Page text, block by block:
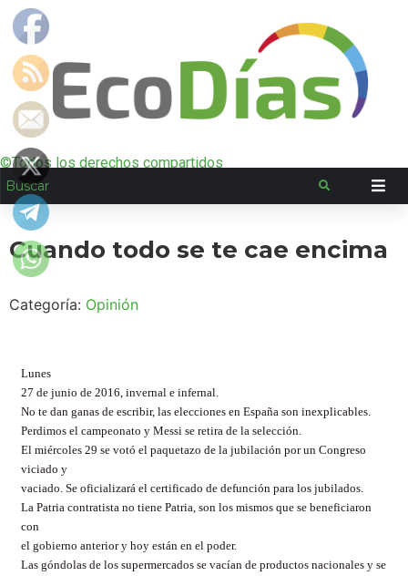
©Todos los derechos compartidos
Cuando todo se te cae encima
Categoría: Opinión
Lunes
27 de junio de 2016, invernal e infernal.
No te dan ganas de escribir, las elecciones en España son inexplicables.
Perdimos el campeonato y Messi se retira de la selección.
El miércoles 29 se votó el paquetazo de la jubilación por un Congreso
viciado y
vaciado. Se oficializará el certificado de defunción para los jubilados.
La Patria contratista no tiene Patria, son los mismos que se beneficiaron
con
el gobierno anterior y hoy están en el poder.
Las góndolas de los supermercados se vacían de productos nacionales y se